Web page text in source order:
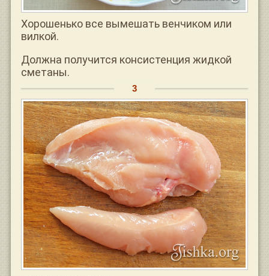
Хорошенько все вымешать венчиком или
вилкой.
Должна получится консистенция жидкой
сметаны.